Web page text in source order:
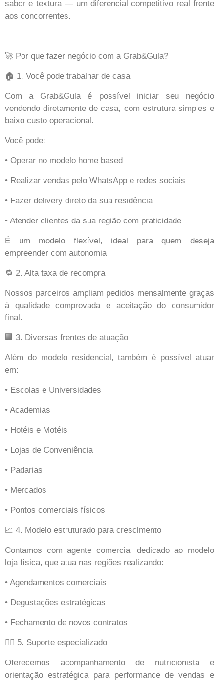
sabor e textura — um diferencial competitivo real frente
aos concorrentes.
🚀 Por que fazer negócio com a Grab&Gula?
🏠 1. Você pode trabalhar de casa
Com a Grab&Gula é possível iniciar seu negócio
vendendo diretamente de casa, com estrutura simples e
baixo custo operacional.
Você pode:
• Operar no modelo home based
• Realizar vendas pelo WhatsApp e redes sociais
• Fazer delivery direto da sua residência
• Atender clientes da sua região com praticidade
É um modelo flexível, ideal para quem deseja
empreender com autonomia
🔁 2. Alta taxa de recompra
Nossos parceiros ampliam pedidos mensalmente graças
à qualidade comprovada e aceitação do consumidor
final.
🏢 3. Diversas frentes de atuação
Além do modelo residencial, também é possível atuar
em:
• Escolas e Universidades
• Academias
• Hotéis e Motéis
• Lojas de Conveniência
• Padarias
• Mercados
• Pontos comerciais físicos
📈 4. Modelo estruturado para crescimento
Contamos com agente comercial dedicado ao modelo
loja física, que atua nas regiões realizando:
• Agendamentos comerciais
• Degustações estratégicas
• Fechamento de novos contratos
👩‍⚕️ 5. Suporte especializado
Oferecemos acompanhamento de nutricionista e
orientação estratégica para performance de vendas e